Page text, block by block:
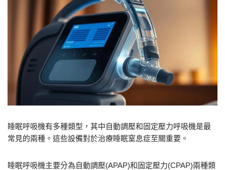
睡眠呼吸機有多種類型，其中自動調壓和固定壓力呼吸機是最
常見的兩種。這些設備對於治療睡眠窒息症至關重要。
睡眠呼吸機主要分為自動調壓(APAP)和固定壓力(CPAP)兩種類